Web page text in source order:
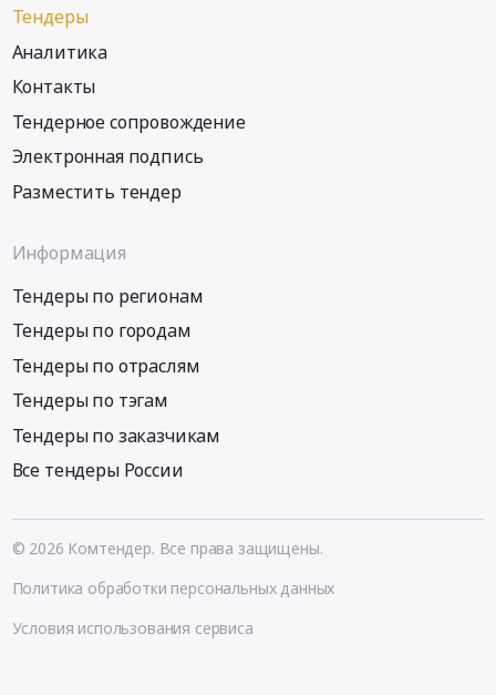
Тендеры
Аналитика
Контакты
Тендерное сопровождение
Электронная подпись
Разместить тендер
Информация
Тендеры по регионам
Тендеры по городам
Тендеры по отраслям
Тендеры по тэгам
Тендеры по заказчикам
Все тендеры России
© 2026 Комтендер. Все права защищены.
Политика обработки персональных данных
Условия использования сервиса